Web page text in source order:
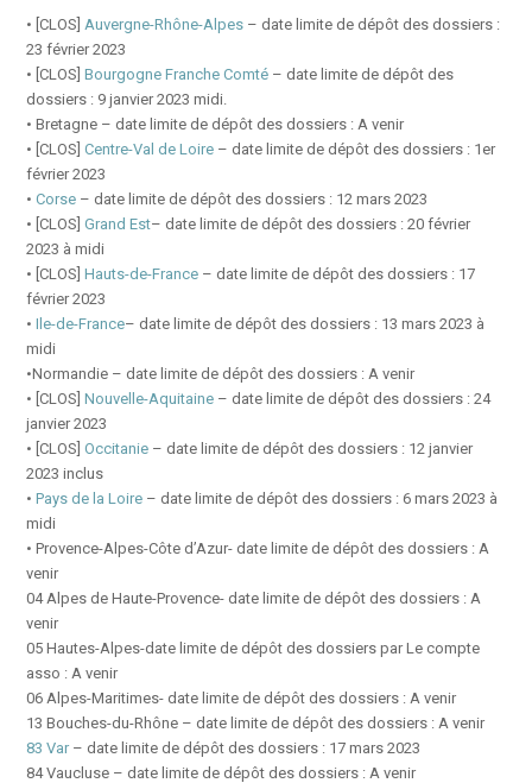
• [CLOS]Auvergne-Rhône-Alpes – date limite de dépôt des dossiers :
23 février 2023
• [CLOS]Bourgogne Franche Comté – date limite de dépôt des
dossiers : 9 janvier 2023 midi.
• Bretagne – date limite de dépôt des dossiers : A venir
• [CLOS]Centre-Val de Loire – date limite de dépôt des dossiers : 1er
février 2023
•Corse – date limite de dépôt des dossiers : 12 mars 2023
• [CLOS]Grand Est– date limite de dépôt des dossiers : 20 février
2023 à midi
• [CLOS]Hauts-de-France – date limite de dépôt des dossiers : 17
février 2023
•Ile-de-France– date limite de dépôt des dossiers : 13 mars 2023 à
midi
•Normandie – date limite de dépôt des dossiers : A venir
• [CLOS]Nouvelle-Aquitaine – date limite de dépôt des dossiers : 24
janvier 2023
• [CLOS]Occitanie – date limite de dépôt des dossiers : 12 janvier
2023 inclus
•Pays de la Loire – date limite de dépôt des dossiers : 6 mars 2023 à
midi
• Provence-Alpes-Côte d’Azur- date limite de dépôt des dossiers : A
venir
04 Alpes de Haute-Provence- date limite de dépôt des dossiers : A
venir
05 Hautes-Alpes-date limite de dépôt des dossiers par Le compte
asso : A venir
06 Alpes-Maritimes- date limite de dépôt des dossiers : A venir
13 Bouches-du-Rhône – date limite de dépôt des dossiers : A venir
83 Var– date limite de dépôt des dossiers : 17 mars 2023
84 Vaucluse – date limite de dépôt des dossiers : A venir